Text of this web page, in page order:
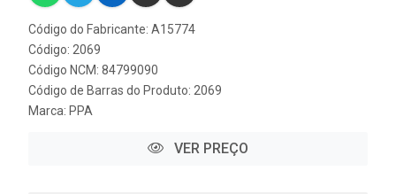
Código do Fabricante: A15774
Código: 2069
Código NCM: 84799090
Código de Barras do Produto: 2069
Marca: PPA
VER PREÇO